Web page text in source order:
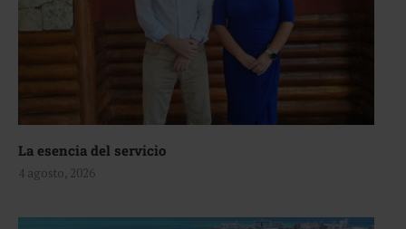
La esencia del servicio
4 agosto, 2026